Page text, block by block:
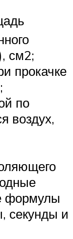
см2;
прокачке
по
воздух,
формулы
секунды и